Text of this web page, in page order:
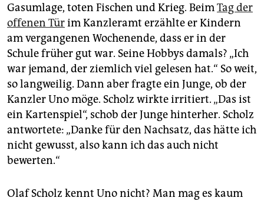
Gasumlage, toten Fischen und Krieg. BeimTag der
offenen Türim Kanzleramt erzählte er Kindern
am vergangenen Wochenende, dass er in der
Schule früher gut war. Seine Hobbys damals? „Ich
war jemand, der ziemlich viel gelesen hat.“ So weit,
so langweilig. Dann aber fragte ein Junge, ob der
Kanzler Uno möge. Scholz wirkte irritiert. „Das ist
ein Kartenspiel“, schob der Junge hinterher. Scholz
antwortete: „Danke für den Nachsatz, das hätte ich
nicht gewusst, also kann ich das auch nicht
bewerten.“
Olaf Scholz kennt Uno nicht? Man mag es kaum